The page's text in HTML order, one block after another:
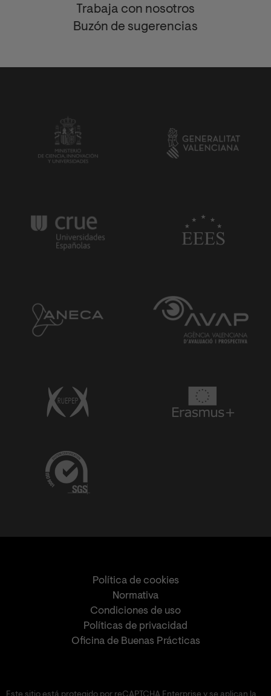
Trabaja con nosotros
Buzón de sugerencias
Política de cookies
Normativa
Condiciones de uso
Políticas de privacidad
Oficina de Buenas Prácticas